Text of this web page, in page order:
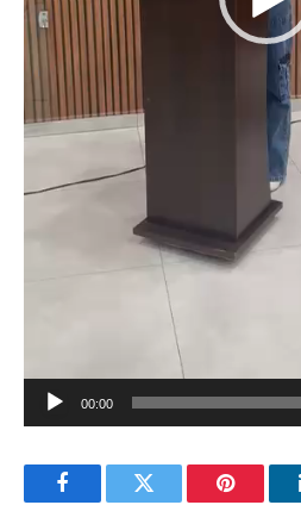
00:00
FacebookTwitter Pinterest